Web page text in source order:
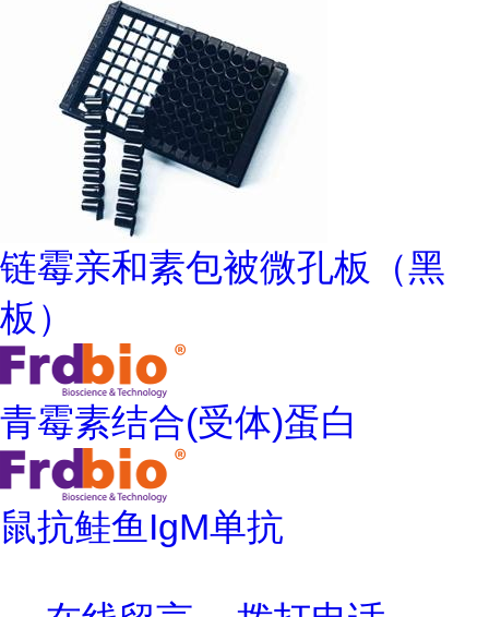
链霉亲和素包被微孔板（黑
板）
青霉素结合(受体)蛋白
鼠抗鲑鱼IgM单抗